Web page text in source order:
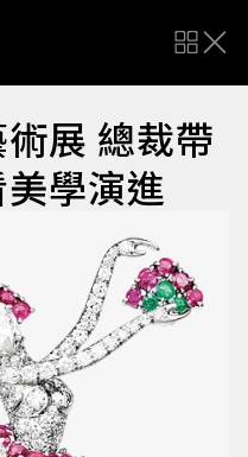
展 總裁帶
學演進